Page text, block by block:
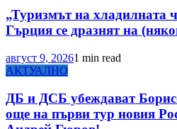
„Туризмът на хладилната
Гърция се дразнят на
август 9, 20261 min read
АКТУАЛНО
ДБ и ДСБ убеждават
още на първи тур новия